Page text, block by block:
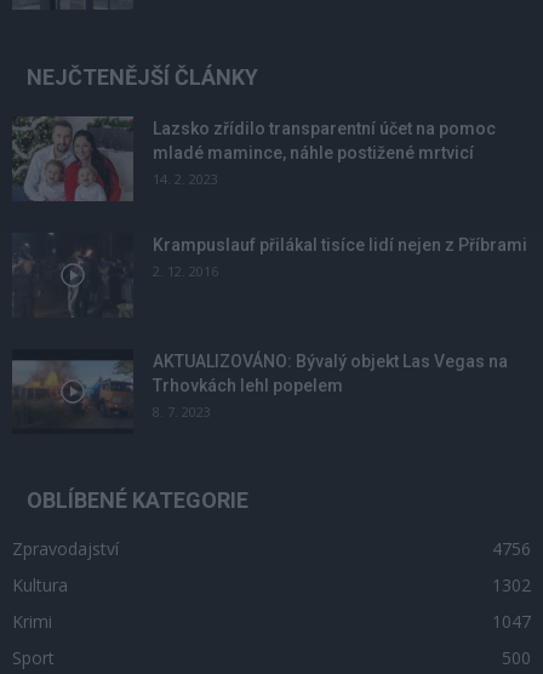
NEJČTENĚJŠÍ ČLÁNKY
Lazsko zřídilo transparentní účet na pomoc
mladé mamince, náhle postižené mrtvicí
14. 2. 2023
Krampuslauf přilákal tisíce lidí nejen z Příbrami
2. 12. 2016
AKTUALIZOVÁNO: Bývalý objekt Las Vegas na
Trhovkách lehl popelem
8. 7. 2023
OBLÍBENÉ KATEGORIE
Zpravodajství
4756
Kultura
1302
Krimi
1047
Sport
500